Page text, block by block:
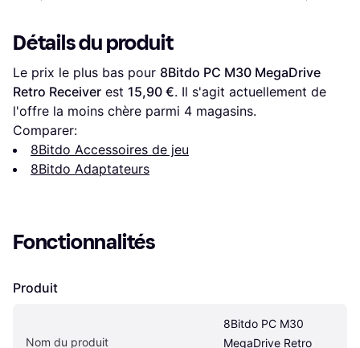
Détails du produit
Le prix le plus bas pour 8Bitdo PC M30 MegaDrive
Retro Receiver est 15,90 €. Il s'agit actuellement de
l'offre la moins chère parmi 4 magasins.
Comparer:
8Bitdo Accessoires de jeu
8Bitdo Adaptateurs
Fonctionnalités
Produit
Nom du produit
8Bitdo PC M30
MegaDrive Retro